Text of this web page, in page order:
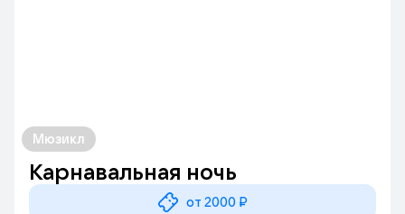
Мюзикл
Карнавальная ночь
от 2000 ₽